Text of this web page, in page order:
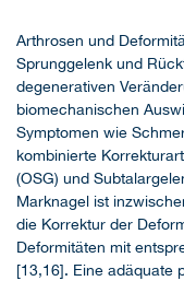
Arthrosen und
Sprunggelenk und
degenerativen
biomechanischen
Symptomen wie
kombinierte
(OSG) und
Marknagel ist
die Korrektur der
Deformitäten mit
[13,16]. Eine adäquate